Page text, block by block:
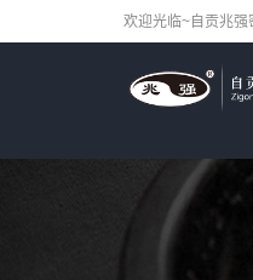
欢迎光临~自贡兆强